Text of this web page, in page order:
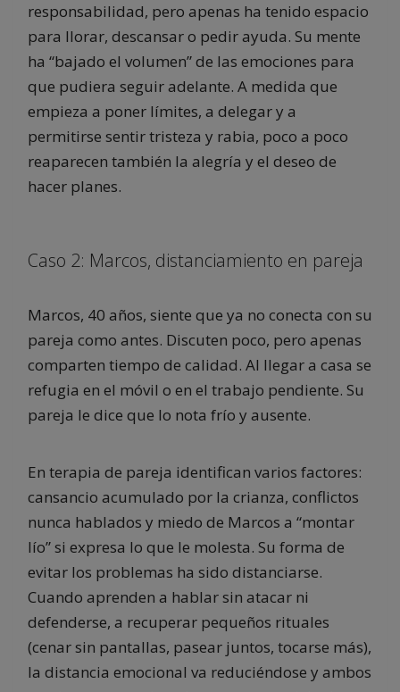
responsabilidad, pero apenas ha tenido espacio
para llorar, descansar o pedir ayuda. Su mente
ha “bajado el volumen” de las emociones para
que pudiera seguir adelante. A medida que
empieza a poner límites, a delegar y a
permitirse sentir tristeza y rabia, poco a poco
reaparecen también la alegría y el deseo de
hacer planes.
Caso 2: Marcos, distanciamiento en pareja
Marcos, 40 años, siente que ya no conecta con su
pareja como antes. Discuten poco, pero apenas
comparten tiempo de calidad. Al llegar a casa se
refugia en el móvil o en el trabajo pendiente. Su
pareja le dice que lo nota frío y ausente.
En terapia de pareja identifican varios factores:
cansancio acumulado por la crianza, conflictos
nunca hablados y miedo de Marcos a “montar
lío” si expresa lo que le molesta. Su forma de
evitar los problemas ha sido distanciarse.
Cuando aprenden a hablar sin atacar ni
defenderse, a recuperar pequeños rituales
(cenar sin pantallas, pasear juntos, tocarse más),
la distancia emocional va reduciéndose y ambos